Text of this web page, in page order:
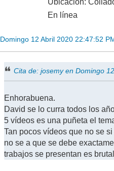
Ubicación:
En línea
Domingo 12 Abril 2020 22:47:52
Cita de: josemy en Domingo
Enhorabuena.
David se lo curra todos los
5 vídeos es una puñeta el
Tan pocos vídeos que no se
no se a que se debe
trabajos se presentan es